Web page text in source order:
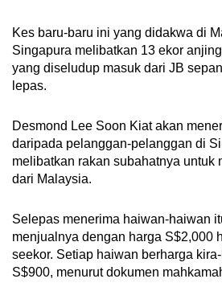
Kes baru-baru ini yang didakwa di
Singapura melibatkan 13 ekor
yang diseludup masuk dari JB
lepas.
Desmond Lee Soon Kiat akan
daripada pelanggan-pelanggan di
melibatkan rakan subahatnya untuk
dari Malaysia.
Selepas menerima haiwan-haiwan
menjualnya dengan harga S$2,000
seekor. Setiap haiwan berharga
S$900, menurut dokumen